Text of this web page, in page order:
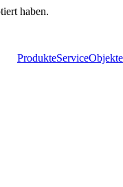
ProdukteServiceObjekte
haben.